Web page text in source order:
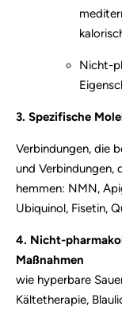
Nicht-
3. Spezifische
Verbindungen, die
und Verbindungen,
hemmen: NMN,
Ubiquinol, Fisetin,
4. Nicht-
Maßnahmen
wie hyperbare
Kältetherapie,